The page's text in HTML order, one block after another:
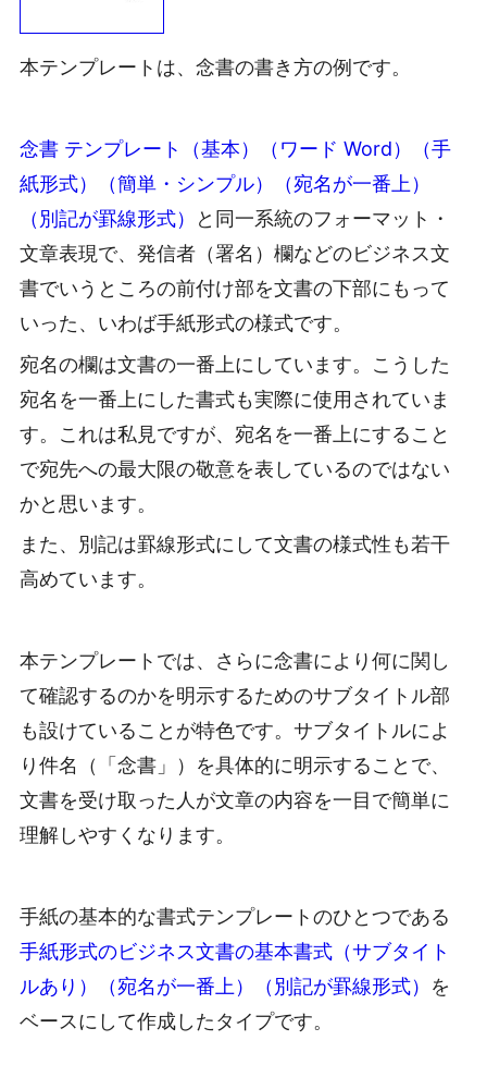
本テンプレートは、念書の書き方の例です。
念書 テンプレート（基本）（ワード Word）（手
紙形式）（簡単・シンプル）（宛名が一番上）
（別記が罫線形式）
と同一系統のフォーマット・
文章表現で、発信者（署名）欄などのビジネス文
書でいうところの前付け部を文書の下部にもって
いった、いわば手紙形式の様式です。
宛名の欄は文書の一番上にしています。こうした
宛名を一番上にした書式も実際に使用されていま
す。これは私見ですが、宛名を一番上にすること
で宛先への最大限の敬意を表しているのではない
かと思います。
また、別記は罫線形式にして文書の様式性も若干
高めています。
本テンプレートでは、さらに念書により何に関し
て確認するのかを明示するためのサブタイトル部
も設けていることが特色です。サブタイトルによ
り件名（「念書」）を具体的に明示することで、
文書を受け取った人が文章の内容を一目で簡単に
理解しやすくなります。
手紙の基本的な書式テンプレートのひとつである
手紙形式のビジネス文書の基本書式（サブタイト
ルあり）（宛名が一番上）（別記が罫線形式） を
ベースにして作成したタイプです。